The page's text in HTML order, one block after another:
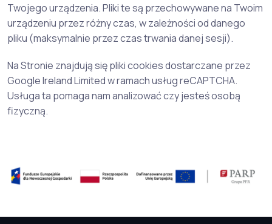
Twojego urządzenia. Pliki te są przechowywane na Twoim
urządzeniu przez różny czas, w zależności od danego
pliku (maksymalnie przez czas trwania danej sesji).
Na Stronie znajdują się pliki cookies dostarczane przez
Google Ireland Limited w ramach usług reCAPTCHA.
Usługa ta pomaga nam analizować czy jesteś osobą
fizyczną.